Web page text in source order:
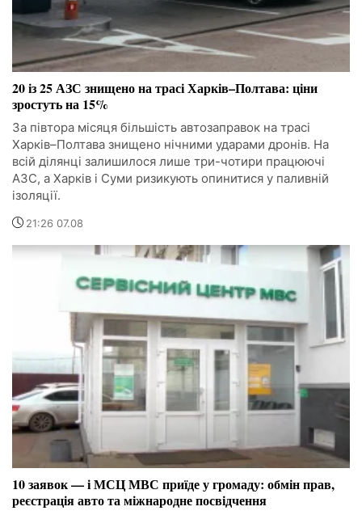
20 із 25 АЗС знищено на трасі Харків–Полтава: ціни
зростуть на 15%
За півтора місяця більшість автозаправок на трасі
Харків–Полтава знищено нічними ударами дронів. На
всій ділянці залишилося лише три-чотири працюючі
АЗС, а Харків і Суми ризикують опинитися у паливній
ізоляції.
21:26 07.08
10 заявок — і МСЦ МВС приїде у громаду: обмін прав,
реєстрація авто та міжнародне посвідчення